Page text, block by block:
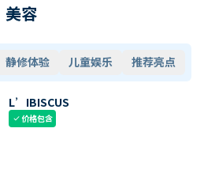
美容
静修体验 儿童娱乐 推荐亮点
L’IBISCUS
check价格包含